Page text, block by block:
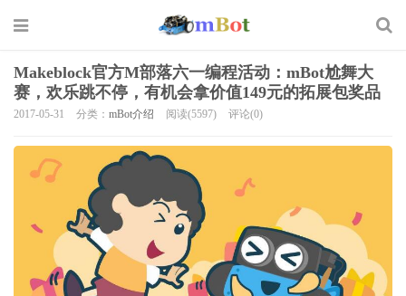
Makeblock官方M部落六一编程活动：mBot尬舞大
赛，欢乐跳不停，有机会拿价值149元的拓展包奖品
2017-05-31 分类： mBot介绍 阅读(5597) 评论(0)